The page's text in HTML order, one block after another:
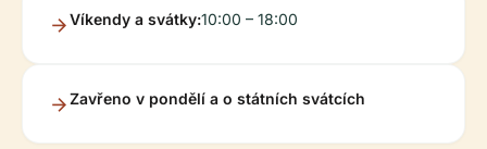
Víkendy a svátky:10:00 – 18:00
Zavřeno v pondělí a o státních svátcích